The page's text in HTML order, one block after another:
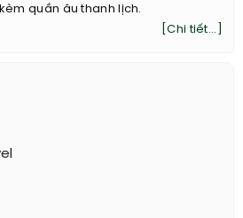
quần âu thanh lịch.
[Chi tiết...]